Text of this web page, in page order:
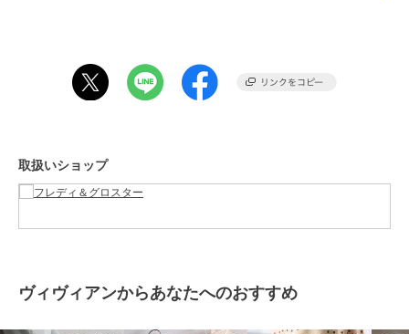
＊店頭及び屋外での撮影画像は、光の当たり具合で色味が違って見え
る場合があります。商品の色味は、スタジオ撮影の画像をご参照下さ
と比較し色味に若干の誤差が生じる場合があります。
＊画像の商品はサンプルとなりますので実際の商品と仕様、加工、サ
取扱いショップ
ヴィヴィアンからあなたへのおすすめ